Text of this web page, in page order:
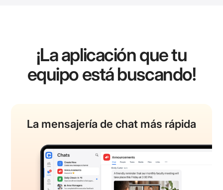
¡La aplicación que tu
equipo está buscando!
La mensajería de chat más rápida